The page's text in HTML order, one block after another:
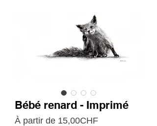
Bébé renard - Imprimé
À partir de 15,00CHFPrix